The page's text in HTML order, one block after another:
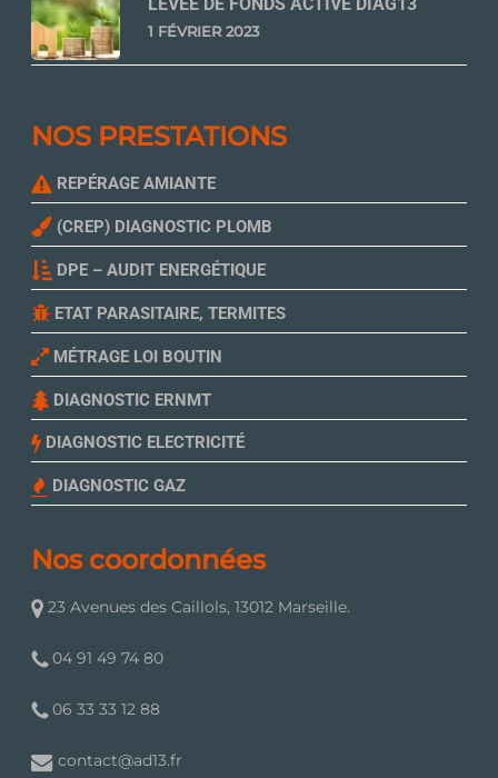
1 FÉVRIER 2023
NOS PRESTATIONS
REPÉRAGE AMIANTE
(CREP) DIAGNOSTIC PLOMB
DPE – AUDIT ENERGÉTIQUE
ETAT PARASITAIRE, TERMITES
MÉTRAGE LOI BOUTIN
DIAGNOSTIC ERNMT
DIAGNOSTIC ELECTRICITÉ
DIAGNOSTIC GAZ
Nos coordonnées
23 Avenues des Caillols, 13012 Marseille.
04 91 49 74 80
06 33 33 12 88
contact@ad13.fr